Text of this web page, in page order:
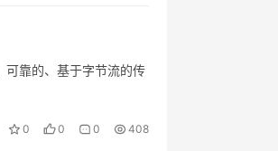
靠的、基于字节流的传
0 0 0 408